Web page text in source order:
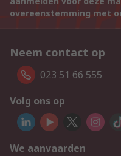
overeenstemming met
Neem contact op
023 51 66 555
Volg ons op
We aanvaarden